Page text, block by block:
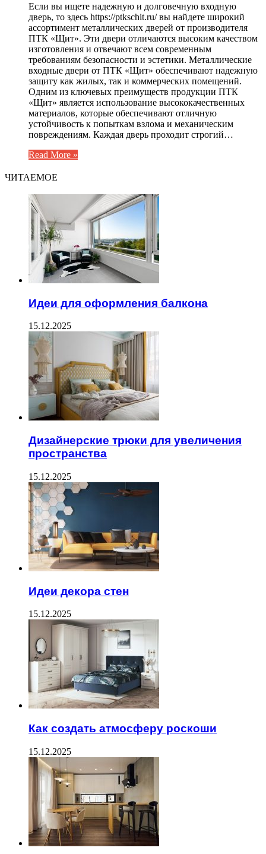
Если вы ищете надежную и долговечную входную
дверь, то здесь https://ptkschit.ru/ вы найдете широкий
ассортимент металлических дверей от производителя
ПТК «Щит». Эти двери отличаются высоким качеством
изготовления и отвечают всем современным
требованиям безопасности и эстетики. Металлические
входные двери от ПТК «Щит» обеспечивают надежную
защиту как жилых, так и коммерческих помещений.
Одним из ключевых преимуществ продукции ПТК
«Щит» является использование высококачественных
материалов, которые обеспечивают отличную
устойчивость к попыткам взлома и механическим
повреждениям. Каждая дверь проходит строгий…
Read More »
ЧИТАЕМОЕ
Идеи для оформления балкона
15.12.2025
Дизайнерские трюки для увеличения
пространства
15.12.2025
Идеи декора стен
15.12.2025
Как создать атмосферу роскоши
15.12.2025